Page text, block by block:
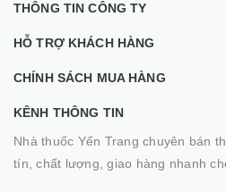
THÔNG TIN CÔNG TY
HỖ TRỢ KHÁCH HÀNG
CHÍNH SÁCH MUA HÀNG
KÊNH THÔNG TIN
Nhà thuốc Yến Trang chuyên bán
tín, chất lượng, giao hàng nhanh